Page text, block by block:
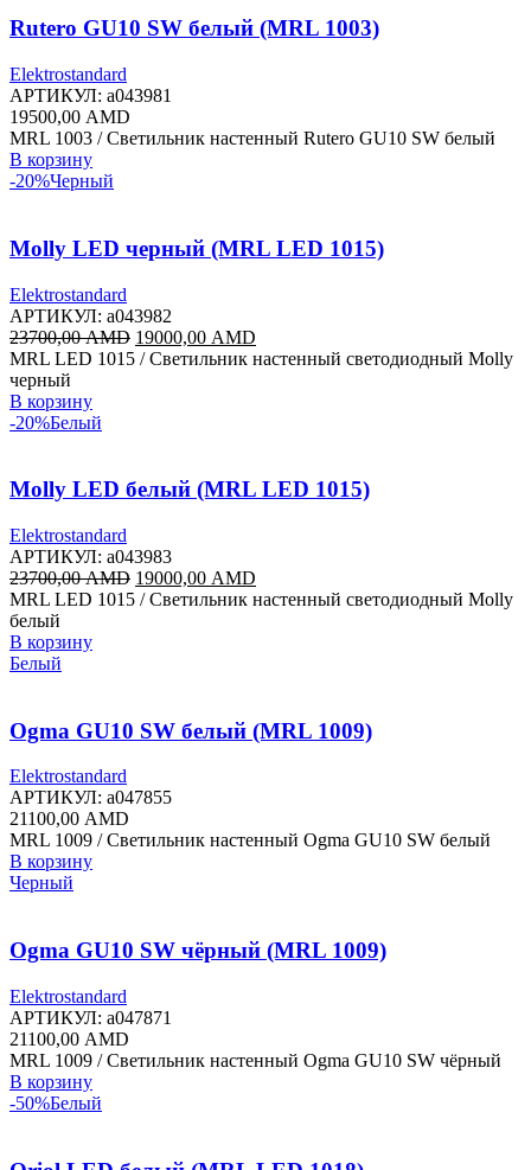
Rutero GU10 SW белый (MRL 1003)
Elektrostandard
АРТИКУЛ: a043981
19500,00 AMD
MRL 1003 / Светильник настенный Rutero GU10 SW белый
В корзину
-20%Черный
Molly LED черный (MRL LED 1015)
Elektrostandard
АРТИКУЛ: a043982
23700,00AMD Первоначальная
цена
19000,00 AMD
цена:
MRL LED 1015 / Светильник настенный светодиодный Molly
черный
В корзину
-20%Белый
Molly LED белый (MRL LED 1015)
Elektrostandard
АРТИКУЛ: a043983
23700,00AMD Первоначальная
цена
19000,00 AMD
цена:
MRL LED 1015 / Светильник настенный светодиодный Molly
белый
В корзину
Белый
Ogma GU10 SW белый (MRL 1009)
Elektrostandard
АРТИКУЛ: a047855
21100,00 AMD
MRL 1009 / Светильник настенный Ogma GU10 SW белый
В корзину
Черный
Ogma GU10 SW чёрный (MRL 1009)
Elektrostandard
АРТИКУЛ: a047871
21100,00 AMD
MRL 1009 / Светильник настенный Ogma GU10 SW чёрный
В корзину
-50%Белый